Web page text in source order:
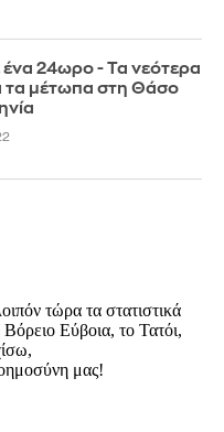
ένα 24ωρο - Τα νεότερα
τα μέτωπα στη Θάσο